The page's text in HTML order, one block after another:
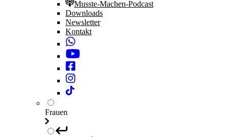
Musste-Machen-Podcast
Downloads
Newsletter
Kontakt
Frauen